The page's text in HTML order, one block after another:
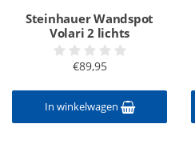
Steinhauer Wandspot
Volari 2 lichts
€89,95
In winkelwagen